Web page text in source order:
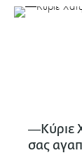
―Κύριε
σας